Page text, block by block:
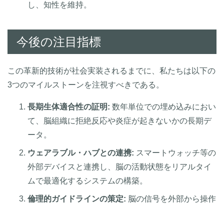
し、知性を維持。
今後の注目指標
この革新的技術が社会実装されるまでに、私たちは以下の
3つのマイルストーンを注視すべきである。
長期生体適合性の証明: 数年単位での埋め込みにおい
て、脳組織に拒絶反応や炎症が起きないかの長期デ
ータ。
ウェアラブル・ハブとの連携: スマートウォッチ等の
外部デバイスと連携し、脳の活動状態をリアルタイ
ムで最適化するシステムの構築。
倫理的ガイドラインの策定: 脳の信号を外部から操作